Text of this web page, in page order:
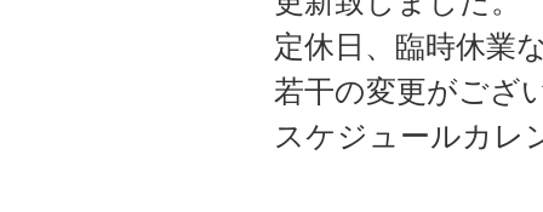
定休日、臨時休業
若干の変更がござ
スケジュールカレ